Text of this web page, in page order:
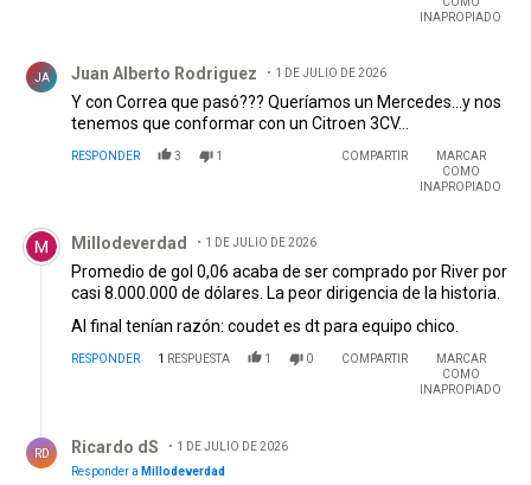
INAPROPIADO
JA Juan Alberto Rodriguez 1 DE JULIO DE 2026
Y con Correa que pasó??? Queríamos un Mercedes…y nos
tenemos que conformar con un Citroen 3CV…
RESPONDER 3 1 COMPARTIR
MARCAR
COMO
INAPROPIADO
Comentario de Millodeverdad.
Millodeverdad 1 DE JULIO DE 2026
Promedio de gol 0,06 acaba de ser comprado por River por
casi 8.000.000 de dólares. La peor dirigencia de la historia.
Al final tenían razón: coudet es dt para equipo chico.
RESPONDER 1 RESPUESTA 1 0 COMPARTIR
MARCAR
COMO
INAPROPIADO
RD Ricardo dS
1 DE JULIO DE 2026
Responder a Millodeverdad